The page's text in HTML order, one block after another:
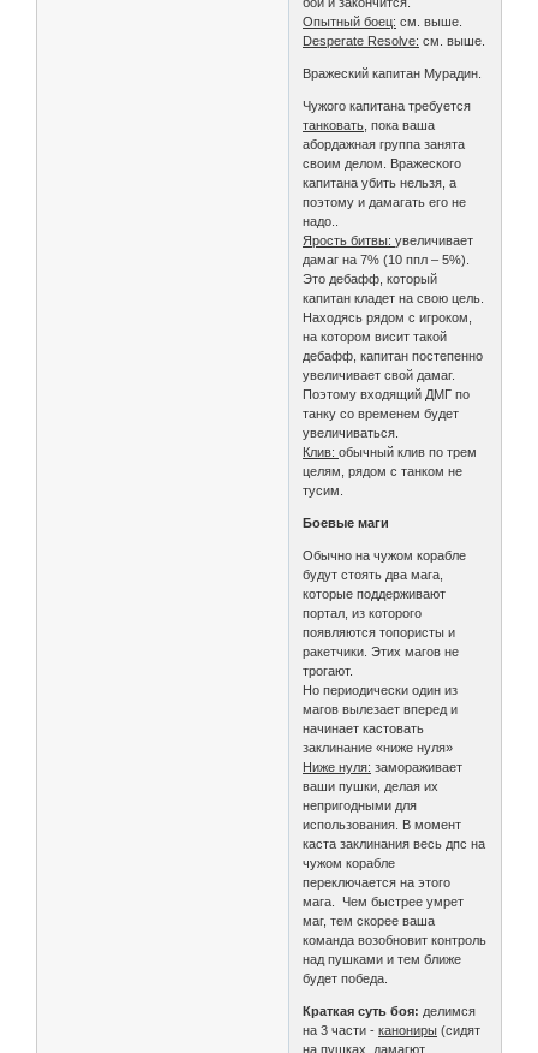
Опытный боец: см. выше.
Desperate Resolve: см. выше.
Вражеский капитан Мурадин.
Чужого капитана требуется
танковать , пока ваша
абордажная группа занята
своим делом. Вражеского
капитана убить нельзя, а
поэтому и дамагать его не
надо..
Ярость битвы:увеличивает
дамаг на 7% (10 ппл – 5%).
Это дебафф, который
капитан кладет на свою цель.
Находясь рядом с игроком,
на котором висит такой
дебафф, капитан постепенно
увеличивает свой дамаг.
Поэтому входящий ДМГ по
танку со временем будет
увеличиваться.
Клив:обычный клив по трем
целям, рядом с танком не
тусим.
Боевые маги
Обычно на чужом корабле
будут стоять два мага,
которые поддерживают
портал, из которого
появляются топористы и
ракетчики. Этих магов не
трогают.
Но периодически один из
магов вылезает вперед и
начинает кастовать
заклинание «ниже нуля»
Ниже нуля: замораживает
ваши пушки, делая их
непригодными для
использования. В момент
каста заклинания весь дпс на
чужом корабле
переключается на этого
мага. Чем быстрее умрет
маг, тем скорее ваша
команда возобновит контроль
над пушками и тем ближе
будет победа.
Краткая суть боя: делимся
на 3 части -канониры (сидят
на пушках, дамагют